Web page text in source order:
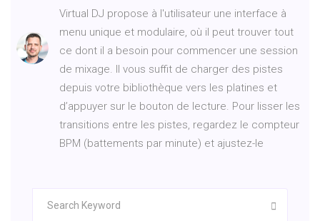
Virtual DJ propose à l'utilisateur une interface à
menu unique et modulaire, où il peut trouver tout
ce dont il a besoin pour commencer une session
de mixage. Il vous suffit de charger des pistes
depuis votre bibliothèque vers les platines et
d’appuyer sur le bouton de lecture. Pour lisser les
transitions entre les pistes, regardez le compteur
BPM (battements par minute) et ajustez-le